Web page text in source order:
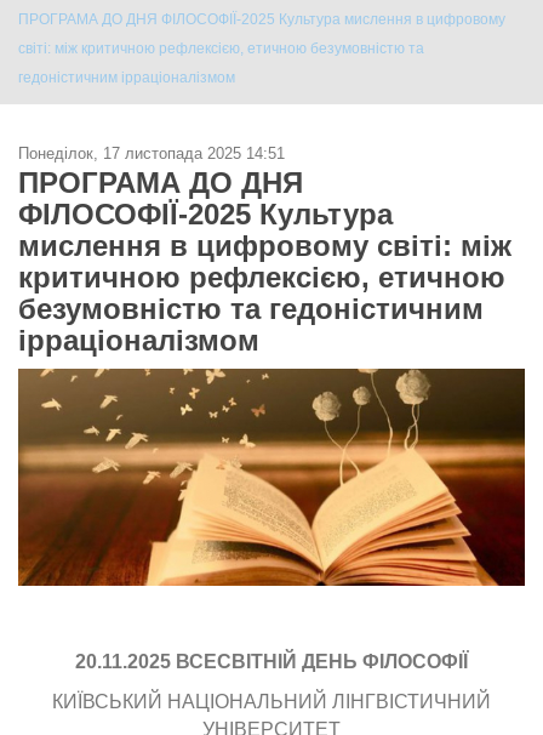
ПРОГРАМА ДО ДНЯ ФІЛОСОФІЇ-2025 Культура мислення в цифровому
світі: між критичною рефлексією, етичною безумовністю та
гедоністичним ірраціоналізмом
Понеділок, 17 листопада 2025 14:51
ПРОГРАМА ДО ДНЯ
ФІЛОСОФІЇ-2025 Культура
мислення в цифровому світі: між
критичною рефлексією, етичною
безумовністю та гедоністичним
ірраціоналізмом
20.11.2025 ВСЕСВІТНІЙ ДЕНЬ ФІЛОСОФІЇ
КИЇВСЬКИЙ НАЦІОНАЛЬНИЙ ЛІНГВІСТИЧНИЙ
УНІВЕРСИТЕТ